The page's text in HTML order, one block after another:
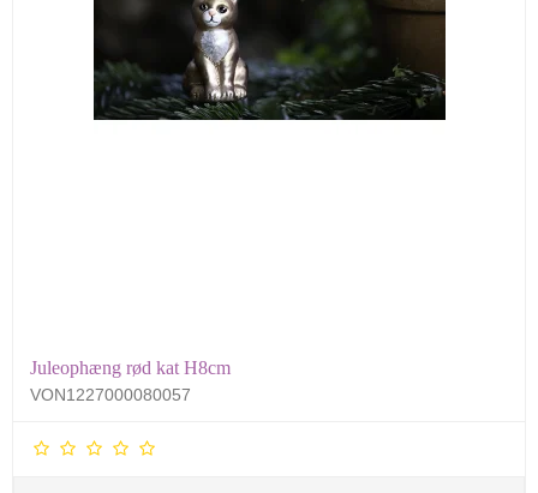
Juleophæng rød kat H8cm
VON1227000080057